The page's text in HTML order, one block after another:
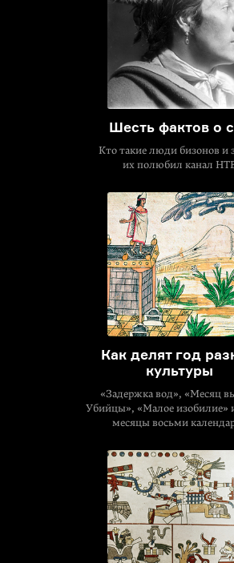
Шесть фактов о
Кто такие люди бизонов и
их полюбил канал
Как делят год
культуры
«Задержка вод», «Месяц
Убийцы», «Малое изобилие»
месяцы восьми